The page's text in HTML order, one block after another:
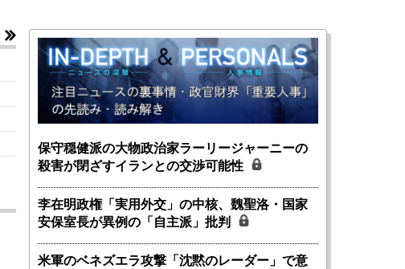
保守穏健派の大物政治家ラーリージャーニーの
殺害が閉ざすイランとの交渉可能性
李在明政権「実用外交」の中核、魏聖洛・国家
安保室長が異例の「自主派」批判
米軍のベネズエラ攻撃「沈黙のレーダー」で意